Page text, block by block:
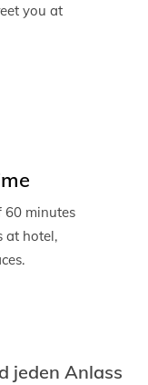
you at
minutes
at hotel,
jeden Anlass